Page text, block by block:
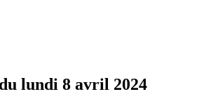
lundi 8 avril 2024